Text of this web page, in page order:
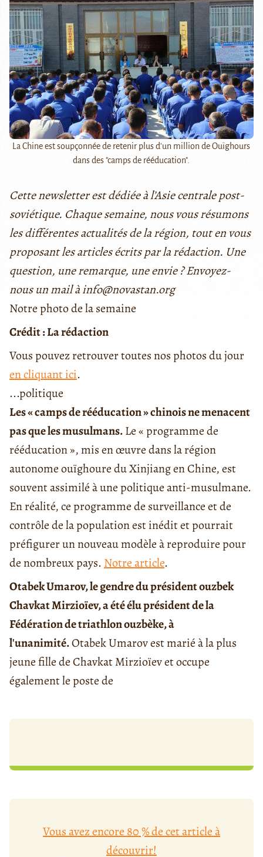
La Chine est soupçonnée de retenir plus d'un million de Ouïghours
dans des "camps de rééducation".
Cette newsletter est dédiée à l’Asie centrale post-
soviétique. Chaque semaine, nous vous résumons
les différentes actualités de la région, tout en vous
proposant les articles écrits par la rédaction. Une
question, une remarque, une envie ? Envoyez-
nous un mail à info@novastan.org
Notre photo de la semaine
Crédit : La rédaction
Vous pouvez retrouver toutes nos photos du jour
en cliquant ici.
...politique
Les « camps de rééducation » chinois ne menacent
pas que les musulmans.Le « programme de
rééducation », mis en œuvre dans la région
autonome ouïghoure du Xinjiang en Chine, est
souvent assimilé à une politique anti-musulmane.
En réalité, ce programme de surveillance et de
contrôle de la population est inédit et pourrait
préfigurer un nouveau modèle à reproduire pour
de nombreux pays. Notre article.
Otabek Umarov, le gendre du président ouzbek
Chavkat Mirzioïev, a été élu président de la
Fédération de triathlon ouzbèke, à
l'unanimité.Otabek Umarov est marié à la plus
jeune fille de Chavkat Mirzioïev et occupe
également le poste de
Vous avez encore 80 % de cet article à
découvrir!